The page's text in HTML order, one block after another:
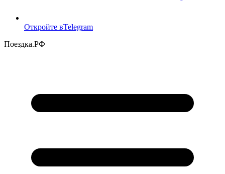
Откройте вTelegram
Поездка.РФ